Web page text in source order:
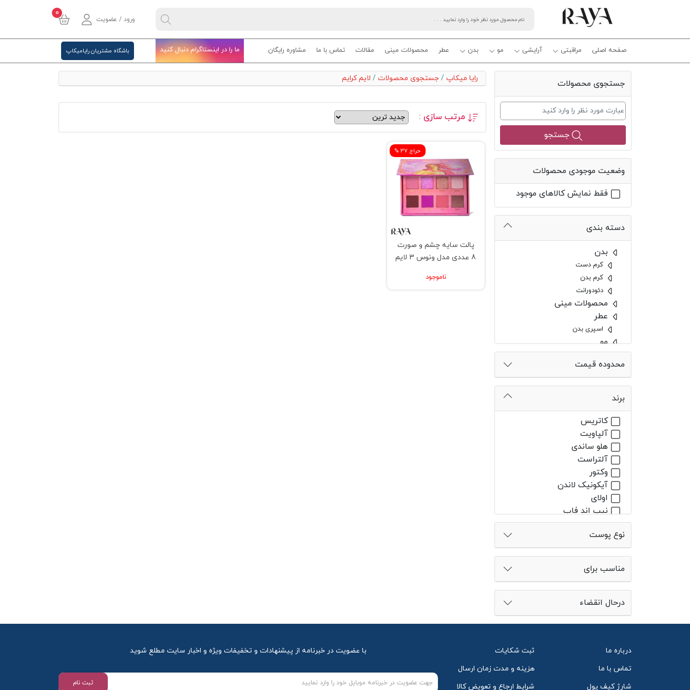
ورود / عضویت
0
صفحه اصلی مراقبتی آرایشی مو بدن عطر محصولات مینی مقالات تماس با ما مشاوره رایگان ما را در اینستاگرام دنبال کنید باشگاه مشتریان رایامیکاپ
رایا میکاپ / جستجوی محصولات / لایم کرایم
مرتب سازی :
% حراج 37
پالت سایه چشم و صورت
8 عددی مدل ونوس 3 لایم
ناموجود
جستجوی محصولات
جستجو
وضعیت موجودی محصولات
فقط نمایش کالاهای موجود
دسته بندی
بدن
کرم دست
کرم بدن
دئودورانت
محصولات مینی
عطر
اسپری بدن
مو
رنگ مو بیول
کرم مو
اسپری مو
تقویت مو
روغن مو
آرایشی
ابزار آرایش
لاک ناخن
تراش
چسب مژه
کیف آرایش
اسپانچ
براش
سوهان
مداد ابرو
ریمل ابرو
لب
محدوده قیمت
برند
کاتریس
آلپاویت
هلو ساندی
آلتراست
وکتور
آیکونیک لاندن
اولای
نیپ اند فاب
راجر اند گالت
بردوس
گلاسیر
راک
لالس
دنسا میریکس بیوتی
کلی د پاو بیوتی
دکتر لوی
لایکد
اسکین 1004
نوع پوست
مناسب برای
درحال انقضاء
درباره ما
ثبت شکایات
تماس با ما
هزینه و مدت زمان ارسال
شارژ کیف پول
شرایط ارجاع و تعویض کالا
با عضویت در خبرنامه از پیشنهادات و تخفیفات ویژه و اخبار سایت مطلع شوید
ثبت نام